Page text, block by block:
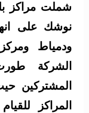
شملت مراكز
نوشك على
ودمياط
الشركة
المشتركين
المراكز